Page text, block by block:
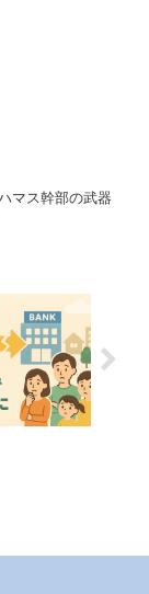
マス幹部の武器